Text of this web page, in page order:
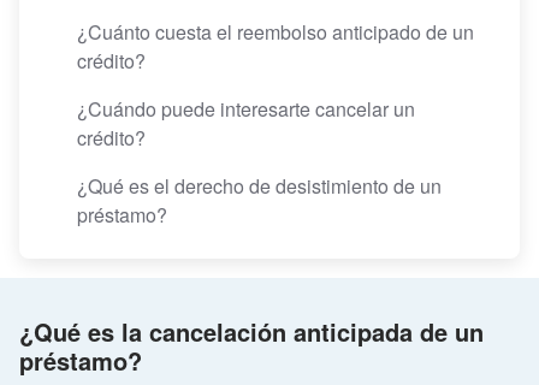
¿Cuánto cuesta el reembolso anticipado de un
crédito?
¿Cuándo puede interesarte cancelar un
crédito?
¿Qué es el derecho de desistimiento de un
préstamo?
¿Qué es la cancelación anticipada de un
préstamo?